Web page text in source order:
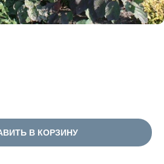
В КОРЗИНУ